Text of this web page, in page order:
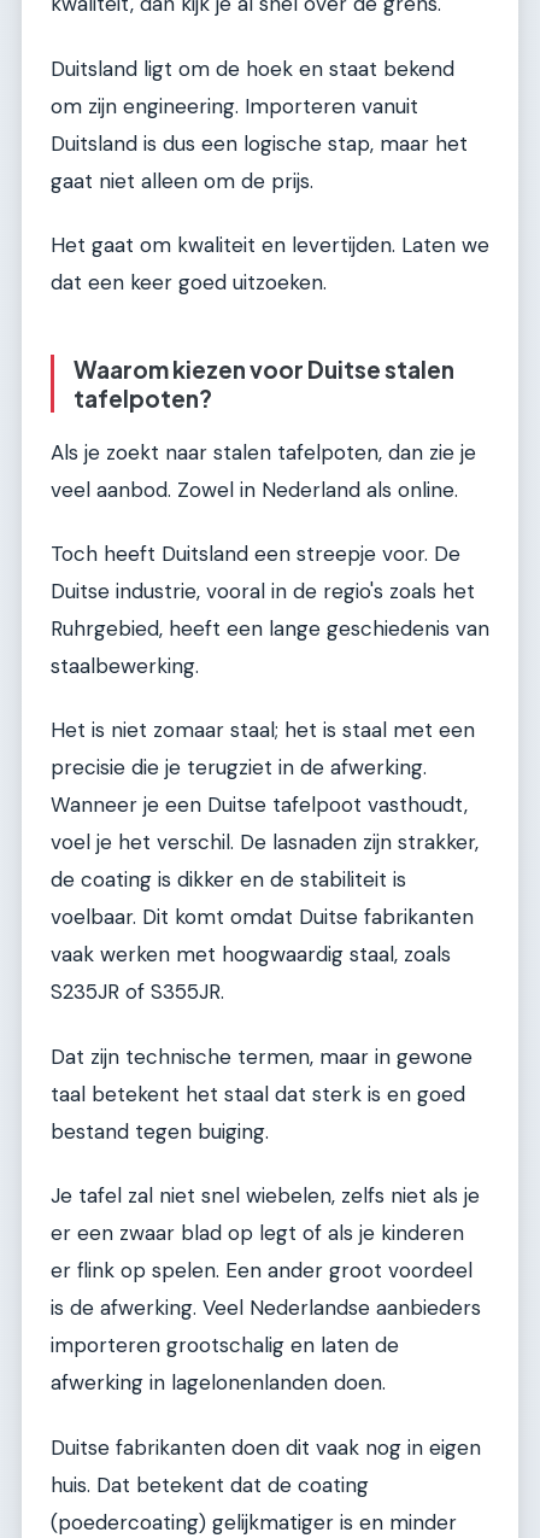
Duitsland ligt om de hoek en staat bekend
om zijn engineering. Importeren vanuit
Duitsland is dus een logische stap, maar het
gaat niet alleen om de prijs.
Het gaat om kwaliteit en levertijden. Laten we
dat een keer goed uitzoeken.
Waarom kiezen voor Duitse stalen
tafelpoten?
Als je zoekt naar stalen tafelpoten, dan zie je
veel aanbod. Zowel in Nederland als online.
Toch heeft Duitsland een streepje voor. De
Duitse industrie, vooral in de regio's zoals het
Ruhrgebied, heeft een lange geschiedenis van
staalbewerking.
Het is niet zomaar staal; het is staal met een
precisie die je terugziet in de afwerking.
Wanneer je een Duitse tafelpoot vasthoudt,
voel je het verschil. De lasnaden zijn strakker,
de coating is dikker en de stabiliteit is
voelbaar. Dit komt omdat Duitse fabrikanten
vaak werken met hoogwaardig staal, zoals
S235JR of S355JR.
Dat zijn technische termen, maar in gewone
taal betekent het staal dat sterk is en goed
bestand tegen buiging.
Je tafel zal niet snel wiebelen, zelfs niet als je
er een zwaar blad op legt of als je kinderen
er flink op spelen. Een ander groot voordeel
is de afwerking. Veel Nederlandse aanbieders
importeren grootschalig en laten de
afwerking in lagelonenlanden doen.
Duitse fabrikanten doen dit vaak nog in eigen
huis. Dat betekent dat de coating
(poedercoating) gelijkmatiger is en minder